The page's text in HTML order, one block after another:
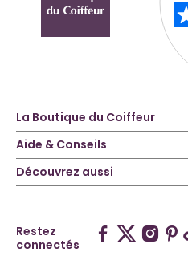
La Boutique du Coiffeur
Aide & Conseils
Découvrez aussi
Restez
connectés